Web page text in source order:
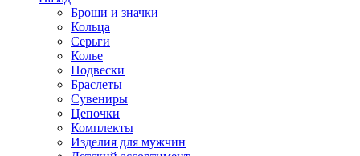
Броши и значки
Кольца
Серьги
Колье
Подвески
Браслеты
Сувениры
Цепочки
Комплекты
Изделия для мужчин